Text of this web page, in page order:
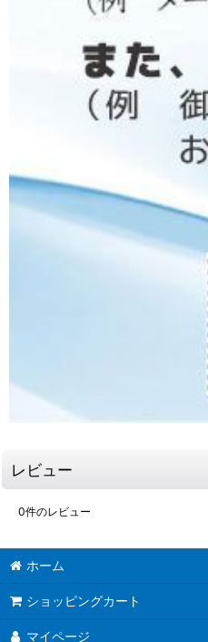
レビュー
0件のレビュー
ホーム
ショッピングカート
マイページ